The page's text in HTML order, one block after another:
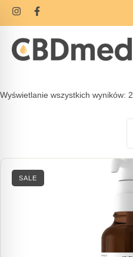
Wyświetlanie wszystkich wyników: 2
SALE